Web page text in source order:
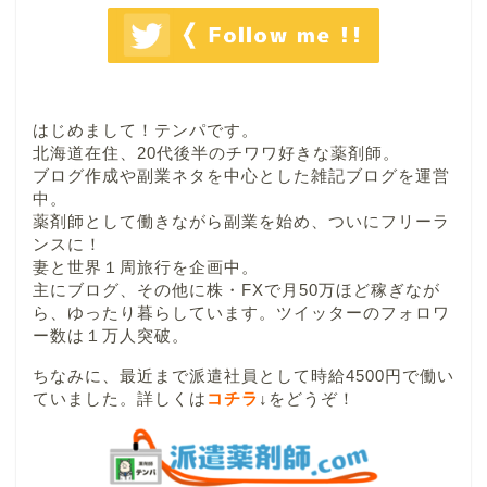
はじめまして！テンパです。
北海道在住、20代後半のチワワ好きな薬剤師。
ブログ作成や副業ネタを中心とした雑記ブログを運営
中。
薬剤師として働きながら副業を始め、ついにフリーラ
ンスに！
妻と世界１周旅行を企画中。
主にブログ、その他に株・FXで月50万ほど稼ぎなが
ら、ゆったり暮らしています。ツイッターのフォロワ
ー数は１万人突破。
ちなみに、最近まで派遣社員として時給4500円で働い
ていました。詳しくは コチラ ↓ をどうぞ！